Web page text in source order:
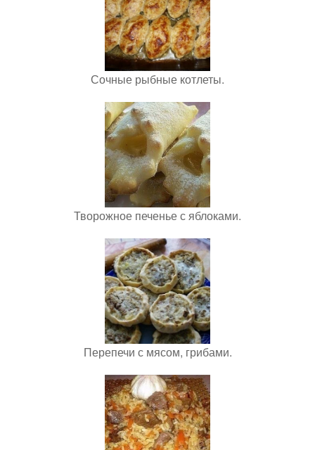
Сочные рыбные котлеты.
Творожное печенье с яблоками.
Перепечи с мясом, грибами.